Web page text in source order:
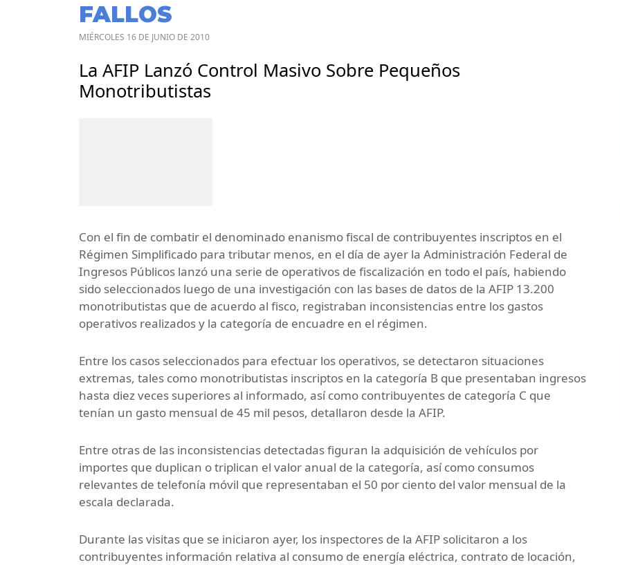
FALLOS
MIÉRCOLES 16 DE JUNIO DE 2010
La AFIP Lanzó Control Masivo Sobre Pequeños
Monotributistas
Con el fin de combatir el denominado enanismo fiscal de contribuyentes inscriptos en el
Régimen Simplificado para tributar menos, en el día de ayer la Administración Federal de
Ingresos Públicos lanzó una serie de operativos de fiscalización en todo el país, habiendo
sido seleccionados luego de una investigación con las bases de datos de la AFIP 13.200
monotributistas que de acuerdo al fisco, registraban inconsistencias entre los gastos
operativos realizados y la categoría de encuadre en el régimen.
Entre los casos seleccionados para efectuar los operativos, se detectaron situaciones
extremas, tales como monotributistas inscriptos en la categoría B que presentaban ingresos
hasta diez veces superiores al informado, así como contribuyentes de categoría C que
tenían un gasto mensual de 45 mil pesos, detallaron desde la AFIP.
Entre otras de las inconsistencias detectadas figuran la adquisición de vehículos por
importes que duplican o triplican el valor anual de la categoría, así como consumos
relevantes de telefonía móvil que representaban el 50 por ciento del valor mensual de la
escala declarada.
Durante las visitas que se iniciaron ayer, los inspectores de la AFIP solicitaron a los
contribuyentes información relativa al consumo de energía eléctrica, contrato de locación,